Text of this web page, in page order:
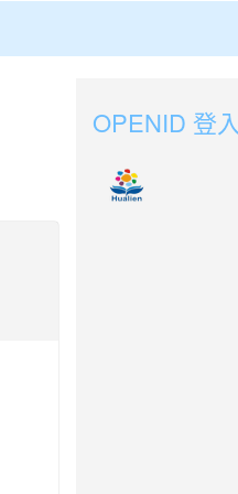
OPENID 登入